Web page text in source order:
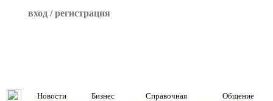
вход / регистрация
Новости Бизнес Справочная Общение